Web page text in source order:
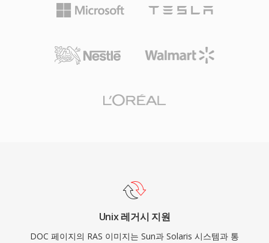
Unix 레거시 지원
DOC 페이지의 RAS 이미지는 Sun과 Solaris 시스템과 통